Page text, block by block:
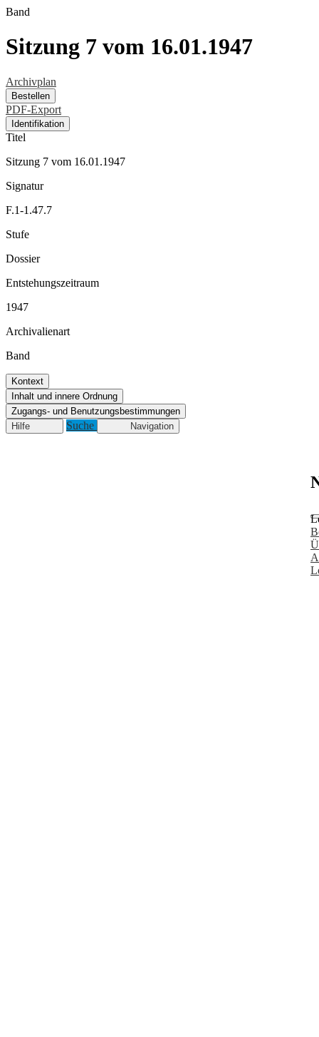
Band
Sitzung 7 vom 16.01.1947
Archivplan
Bestellen
PDF-Export
Identifikation
Titel
Sitzung 7 vom 16.01.1947
Signatur
F.1-1.47.7
Stufe
Dossier
Entstehungszeitraum
1947
Archivalienart
Band
Kontext
Inhalt und innere Ordnung
Zugangs- und Benutzungsbestimmungen
Hilfe
Suche Navigation